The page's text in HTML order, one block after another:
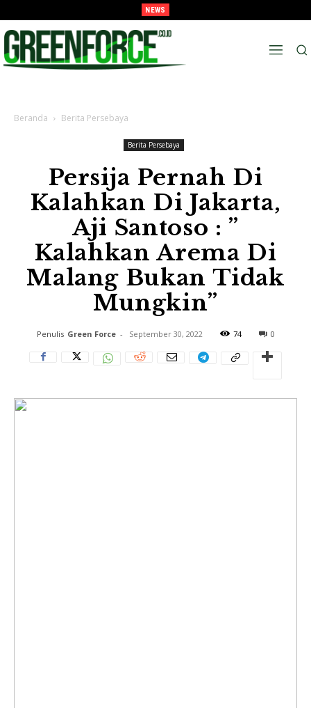
NEWS
Untuk Hormati Perjuangan Pemain
Beranda Berita Persebaya
Berita Persebaya
Persija Pernah Di
Kalahkan Di Jakarta,
Aji Santoso : ”
Kalahkan Arema Di
Malang Bukan Tidak
Mungkin”
Penulis Green Force - September 30, 2022 74 0